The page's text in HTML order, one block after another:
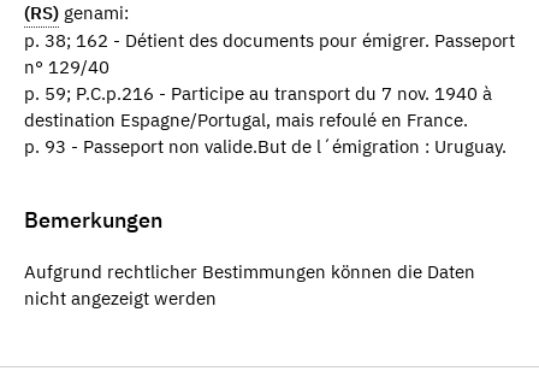
(RS) genami:
p. 38; 162 - Détient des documents pour émigrer. Passeport
n° 129/40
p. 59; P.C.p.216 - Participe au transport du 7 nov. 1940 à
destination Espagne/Portugal, mais refoulé en France.
p. 93 - Passeport non valide.But de l´émigration : Uruguay.
Bemerkungen
Aufgrund rechtlicher Bestimmungen können die Daten
nicht angezeigt werden